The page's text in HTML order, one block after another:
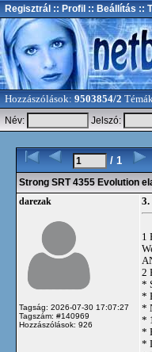
Regisztrál :: Profil :: Beállítás ::
Hozzászólások: 9503854/2
Név: Jelszó:
/ 1
Strong SRT 4355 Evolution
darezak
Tagság: 2026-07-30 17:07:27
Tagszám: #140969
Hozzászólások: 926
3.
1
2
*
*
*
*
*
*